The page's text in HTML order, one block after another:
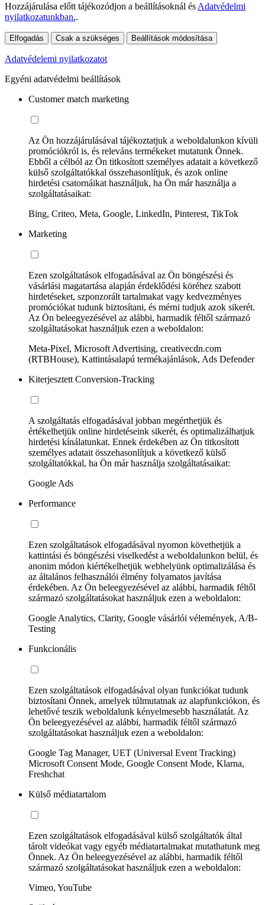
Hozzájárulása előtt tájékozódjon a beállításoknál és Adatvédelmi
nyilatkozatunkban..
Elfogadás Csak a szükséges Beállítások módosítása
Adatvédelemi nyilatkozatot
Egyéni adatvédelmi beállítások
Customer match marketing
Az Ön hozzájárulásával tájékoztatjuk a weboldalunkon kívüli
promóciókról is, és releváns termékeket mutatunk Önnek.
Ebből a célból az Ön titkosított személyes adatait a következő
külső szolgáltatókkal összehasonlítjuk, és azok online
hirdetési csatornáikat használjuk, ha Ön már használja a
szolgáltatásaikat:
Bing, Criteo, Meta, Google, LinkedIn, Pinterest, TikTok
Marketing
Ezen szolgáltatások elfogadásával az Ön böngészési és
vásárlási magatartása alapján érdeklődési köréhez szabott
hirdetéseket, szponzorált tartalmakat vagy kedvezményes
promóciókat tudunk biztosítani, és mérni tudjuk azok sikerét.
Az Ön beleegyezésével az alábbi, harmadik féltől származó
szolgáltatásokat használjuk ezen a weboldalon:
Meta-Pixel, Microsoft Advertising, creativecdn.com
(RTBHouse), Kattintásalapú termékajánlások, Ads Defender
Kiterjesztett Conversion-Tracking
A szolgáltatás elfogadásával jobban megérthetjük és
értékelhetjük online hirdetéseink sikerét, és optimalizálhatjuk
hirdetési kínálatunkat. Ennek érdekében az Ön titkosított
személyes adatait összehasonlítjuk a következő külső
szolgáltatókkal, ha Ön már használja szolgáltatásaikat:
Google Ads
Performance
Ezen szolgáltatások elfogadásával nyomon követhetjük a
kattintási és böngészési viselkedést a weboldalunkon belül, és
anonim módon kiértékelhetjük webhelyünk optimalizálása és
az általános felhasználói élmény folyamatos javítása
érdekében. Az Ön beleegyezésével az alábbi, harmadik féltől
származó szolgáltatásokat használjuk ezen a weboldalon:
Google Analytics, Clarity, Google vásárlói vélemények, A/B-
Testing
Funkcionális
Ezen szolgáltatások elfogadásával olyan funkciókat tudunk
biztosítani Önnek, amelyek túlmutatnak az alapfunkciókon, és
lehetővé teszik weboldalunk kényelmesebb használatát. Az
Ön beleegyezésével az alábbi, harmadik féltől származó
szolgáltatásokat használjuk ezen a weboldalon:
Google Tag Manager, UET (Universal Event Tracking)
Microsoft Consent Mode, Google Consent Mode, Klarna,
Freshchat
Külső médiatartalom
Ezen szolgáltatások elfogadásával külső szolgáltatók által
tárolt videókat vagy egyéb médiatartalmakat mutathatunk meg
Önnek. Az Ön beleegyezésével az alábbi, harmadik féltől
származó szolgáltatásokat használjuk ezen a weboldalon:
Vimeo, YouTube